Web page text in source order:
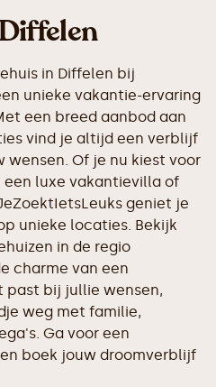
in Diffelen bij
unieke vakantie-ervaring
een breed aanbod aan
vind je altijd een verblijf
Of je nu kiest voor
luxe vakantievilla of
geniet je
unieke locaties. Bekijk
in de regio
charme van een
bij jullie wensen,
weg met familie,
Ga voor een
boek jouw droomverblijf